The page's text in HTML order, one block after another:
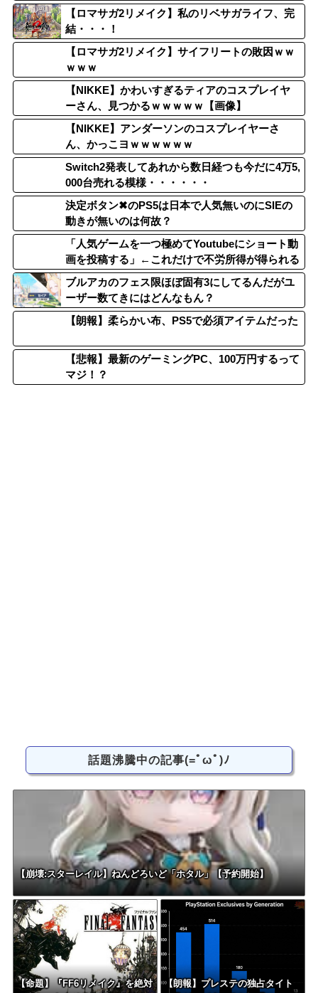
【ロマサガ2リメイク】私のリベサガライフ、完
結・・・！
【ロマサガ2リメイク】サイフリートの敗因ｗｗ
ｗｗｗ
【NIKKE】かわいすぎるティアのコスプレイヤ
ーさん、見つかるｗｗｗｗｗ【画像】
【NIKKE】アンダーソンのコスプレイヤーさ
ん、かっこヨｗｗｗｗｗｗ
Switch2発表してあれから数日経つも今だに4万5,
000台売れる模様・・・・・・
決定ボタン✖のPS5は日本で人気無いのにSIEの
動きが無いのは何故？
「人気ゲームを一つ極めてYoutubeにショート動
画を投稿する」←これだけで不労所得が得られる
ブルアカのフェス限ほぼ固有3にしてるんだがユ
ーザー数てきにはどんなもん？
【朗報】柔らかい布、PS5で必須アイテムだった
【悲報】最新のゲーミングPC、100万円するって
マジ！？
話題沸騰中の記事(=ﾟωﾟ)ﾉ
【崩壊:スターレイル】ねんどろいど「ホタル」【予約開始】
【命題】『FF6リメイク』を絶対
【朗報】プレステの独占タイト